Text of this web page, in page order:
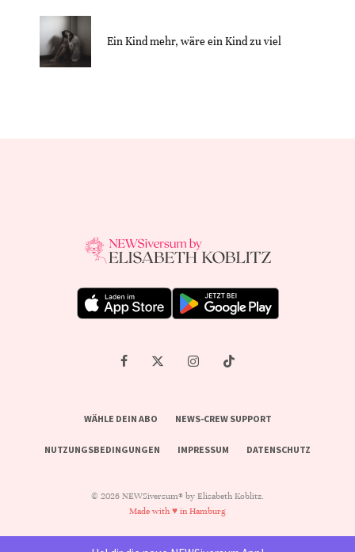
Ein Kind mehr, wäre ein Kind zu viel
WÄHLE DEIN ABO NEWS-CREW SUPPORT
NUTZUNGSBEDINGUNGEN IMPRESSUM DATENSCHUTZ
© 2026 NEWSiversum® by Elisabeth Koblitz.
Made with ♥ in Hamburg